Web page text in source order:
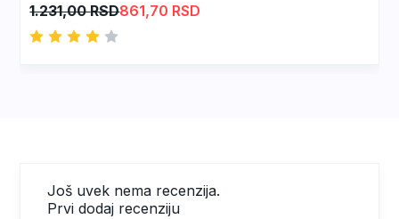
1.231,00RSD
Original
price
was:
861,70 RSD
Current
price
is:
Još uvek nema recenzija.
Prvi dodaj recenziju